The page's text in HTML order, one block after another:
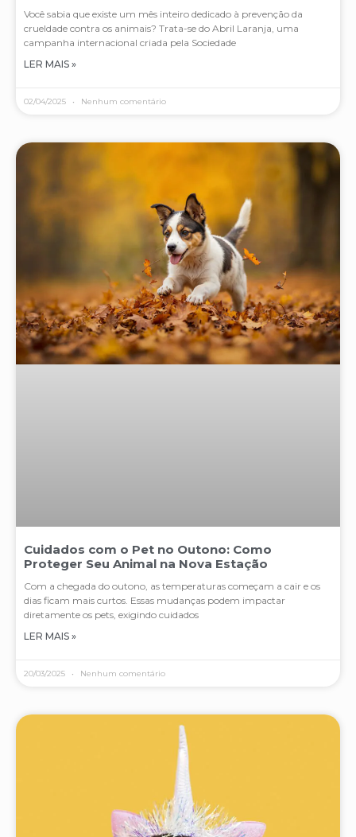
Você sabia que existe um mês inteiro dedicado à prevenção da
crueldade contra os animais? Trata-se do Abril Laranja, uma
campanha internacional criada pela Sociedade
LER MAIS »
02/04/2025 Nenhum comentário
Cuidados com o Pet no Outono: Como
Proteger Seu Animal na Nova Estação
Com a chegada do outono, as temperaturas começam a cair e os
dias ficam mais curtos. Essas mudanças podem impactar
diretamente os pets, exigindo cuidados
LER MAIS »
20/03/2025 Nenhum comentário